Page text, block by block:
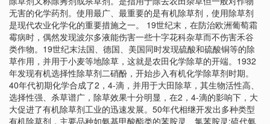
无害的化学药剂。使用最广、最重要的是有机除草剂，使用除草剂
是现代农业化学化的重要措施之一。 19世纪末，在防治欧洲葡萄霜
霉病时，偶然发现波尔多液能伤害一些十字花科杂草而不伤害禾谷
类作物。19世纪末法国、德国、美国同时发现硫酸和硫酸铜等的除
草作用，并用于小麦等地除草，这就是农田化学除草的开端。1932
年发现有机选择性除草剂二硝酚，开始步入有机化学除草剂时期。
40年代初期化学合成了2，4-滴，并用于大田除草，其生物活性高、
选择性强、杀草谱广，除草效果十分明显，在2，4-滴的影响下，大
大促进了有机除草剂工业的迅速发展。50年代相继开发出多种类型
有机除草剂，主要品种如氨基甲酸酯类的苯胺灵、氯苯胺灵;硫代氨